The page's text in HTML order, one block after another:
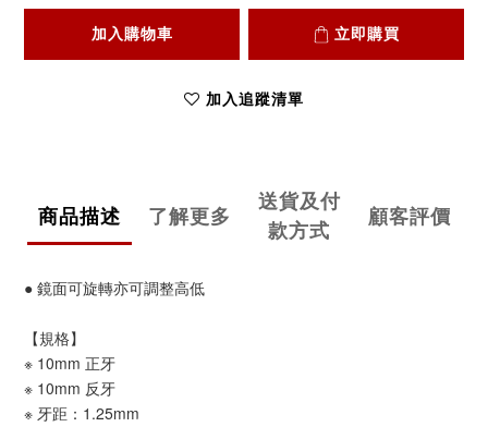
加入購物車 立即購買
加入追蹤清單
商品描述 了解更多
送貨及付
款方式
顧客評價
● 鏡面可旋轉亦可調整高低
【規格】
※ 10mm 正牙
※ 10mm 反牙
※ 牙距：1.25mm